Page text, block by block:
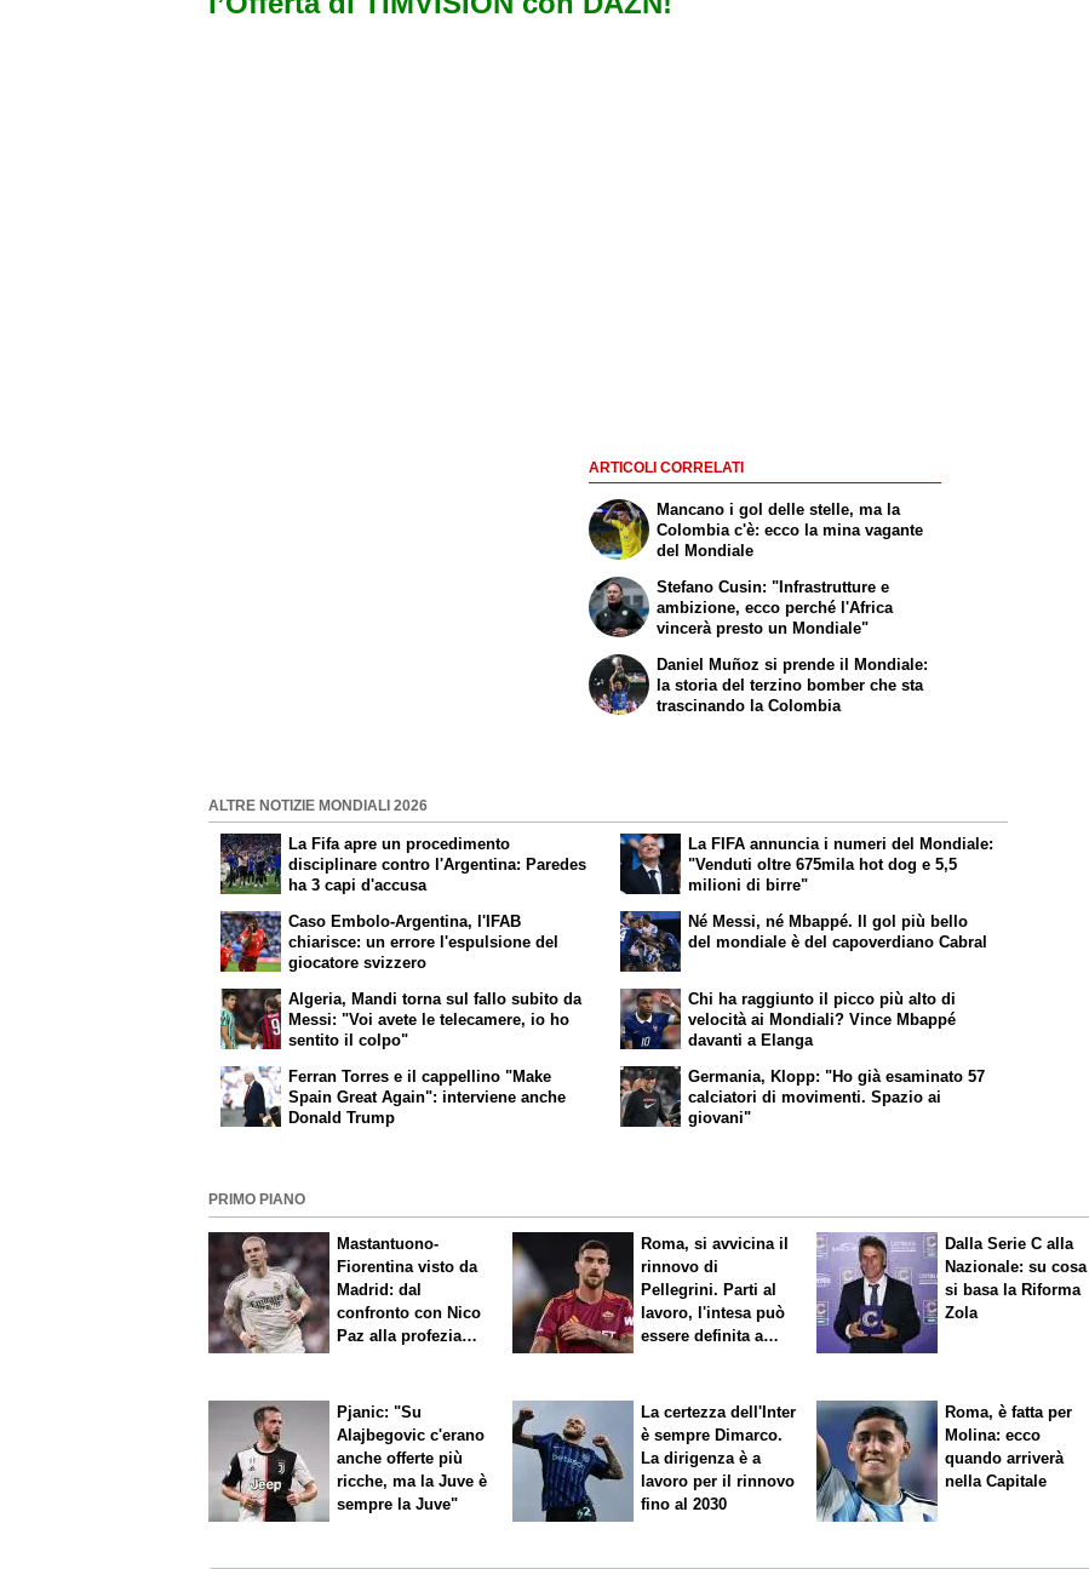
ARTICOLI CORRELATI
Mancano i gol delle stelle, ma la
Colombia c'è: ecco la mina vagante
del Mondiale
Stefano Cusin: "Infrastrutture e
ambizione, ecco perché l'Africa
vincerà presto un Mondiale"
Daniel Muñoz si prende il Mondiale:
la storia del terzino bomber che sta
trascinando la Colombia
ALTRE NOTIZIE MONDIALI 2026
La Fifa apre un procedimento
disciplinare contro l'Argentina: Paredes
ha 3 capi d'accusa
Caso Embolo-Argentina, l'IFAB
chiarisce: un errore l'espulsione del
giocatore svizzero
La FIFA annuncia i numeri del Mondiale:
"Venduti oltre 675mila hot dog e 5,5
milioni di birre"
Né Messi, né Mbappé. Il gol più bello
del mondiale è del capoverdiano Cabral
Algeria, Mandi torna sul fallo subito da
Messi: "Voi avete le telecamere, io ho
sentito il colpo"
Ferran Torres e il cappellino "Make
Spain Great Again": interviene anche
Donald Trump
Chi ha raggiunto il picco più alto di
velocità ai Mondiali? Vince Mbappé
davanti a Elanga
Germania, Klopp: "Ho già esaminato 57
calciatori di movimenti. Spazio ai
giovani"
PRIMO PIANO
Mastantuono-
Fiorentina visto da
Madrid: dal
confronto con Nico
Paz alla profezia
Roma, si avvicina il
rinnovo di
Pellegrini. Parti al
lavoro, l'intesa può
essere definita a
Dalla Serie C alla
Nazionale: su cosa
si basa la Riforma
Zola
Pjanic: "Su
Alajbegovic c'erano
anche offerte più
ricche, ma la Juve è
sempre la Juve"
La certezza dell'Inter
è sempre Dimarco.
La dirigenza è a
lavoro per il rinnovo
fino al 2030
Roma, è fatta per
Molina: ecco
quando arriverà
nella Capitale